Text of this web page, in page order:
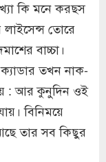
কি মনে করছস
লাইসেন্স তোরে
বাচ্চা।
তখন নাক-
: আর কুনুদিন ওই
বিনিময়ে
তার সব কিছুর